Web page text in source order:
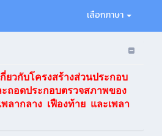
เลือกภาษา
ยวกับโครงสร้างส่วนประกอบ
ถอดประกอบตรวจสภาพของ
ลากลาง เฟืองท้าย และเพลา